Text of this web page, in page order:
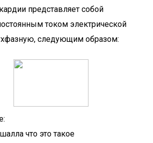
представляет собой
током электрической
следующим образом:
что это такое